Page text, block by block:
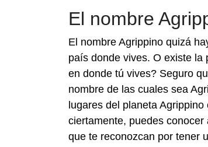
El nombre
El nombre Agrippino quizá
país donde vives. O existe la
en donde tú vives? Seguro
nombre de las cuales sea
lugares del planeta
ciertamente, puedes
que te reconozcan por tener